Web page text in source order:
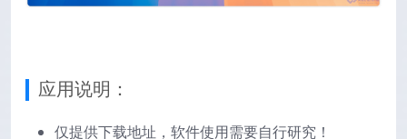
应用说明：
仅提供下载地址，软件使用需要自行研究！